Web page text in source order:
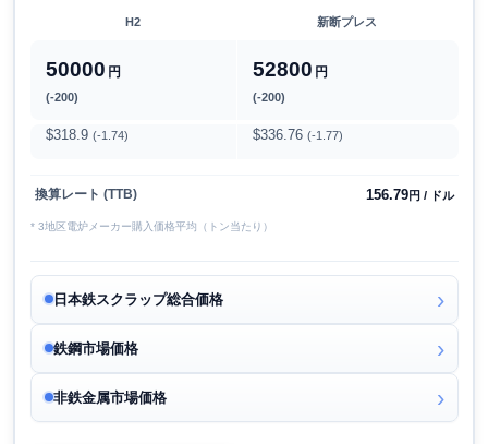
H2 新断プレス
50000 円
(-200)
52800 円
(-200)
$318.9 (-1.74) $336.76 (-1.77)
換算レート (TTB) 156.79円 / ドル
* 3地区電炉メーカー購入価格平均（トン当たり）
日本鉄スクラップ総合価格
鉄鋼市場価格
非鉄金属市場価格